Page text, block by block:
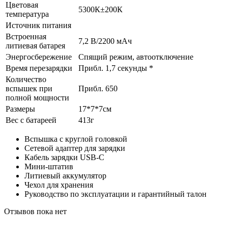
Цветовая
температура
5300К±200К
Источник питания
Встроенная
литиевая батарея
7,2 В/2200 мАч
Энергосбережение
Спящий режим, автоотключение
Время перезарядки
Прибл. 1,7 секунды *
Количество
вспышек при
полной мощности
Прибл. 650
Размеры
17*7*7см
Вес с батареей
413г
Вспышка с круглой головкой
Сетевой адаптер для зарядки
Кабель зарядки USB-C
Мини-штатив
Литиевый аккумулятор
Чехол для хранения
Руководство по эксплуатации и гарантийный талон
Отзывов пока нет